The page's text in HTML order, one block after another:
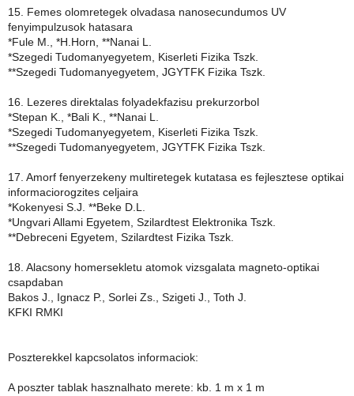
15. Femes olomretegek olvadasa nanosecundumos UV
fenyimpulzusok hatasara
*Fule M., *H.Horn, **Nanai L.
*Szegedi Tudomanyegyetem, Kiserleti Fizika Tszk.
**Szegedi Tudomanyegyetem, JGYTFK Fizika Tszk.
16. Lezeres direktalas folyadekfazisu prekurzorbol
*Stepan K., *Bali K., **Nanai L.
*Szegedi Tudomanyegyetem, Kiserleti Fizika Tszk.
**Szegedi Tudomanyegyetem, JGYTFK Fizika Tszk.
17. Amorf fenyerzekeny multiretegek kutatasa es fejlesztese optikai
informaciorogzites celjaira
*Kokenyesi S.J. **Beke D.L.
*Ungvari Allami Egyetem, Szilardtest Elektronika Tszk.
**Debreceni Egyetem, Szilardtest Fizika Tszk.
18. Alacsony homersekletu atomok vizsgalata magneto-optikai
csapdaban
Bakos J., Ignacz P., Sorlei Zs., Szigeti J., Toth J.
KFKI RMKI
Poszterekkel kapcsolatos informaciok:
A poszter tablak hasznalhato merete: kb. 1 m x 1 m